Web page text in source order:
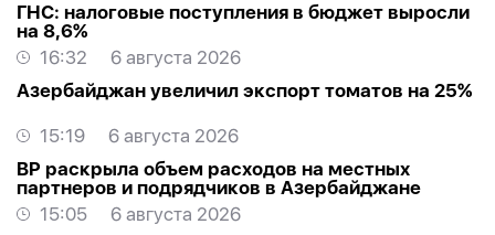
ГНС: налоговые поступления в бюджет выросли
на 8,6%
16:32
6 августа 2026
Азербайджан увеличил экспорт томатов на 25%
15:19
6 августа 2026
BP раскрыла объем расходов на местных
партнеров и подрядчиков в Азербайджане
15:05
6 августа 2026